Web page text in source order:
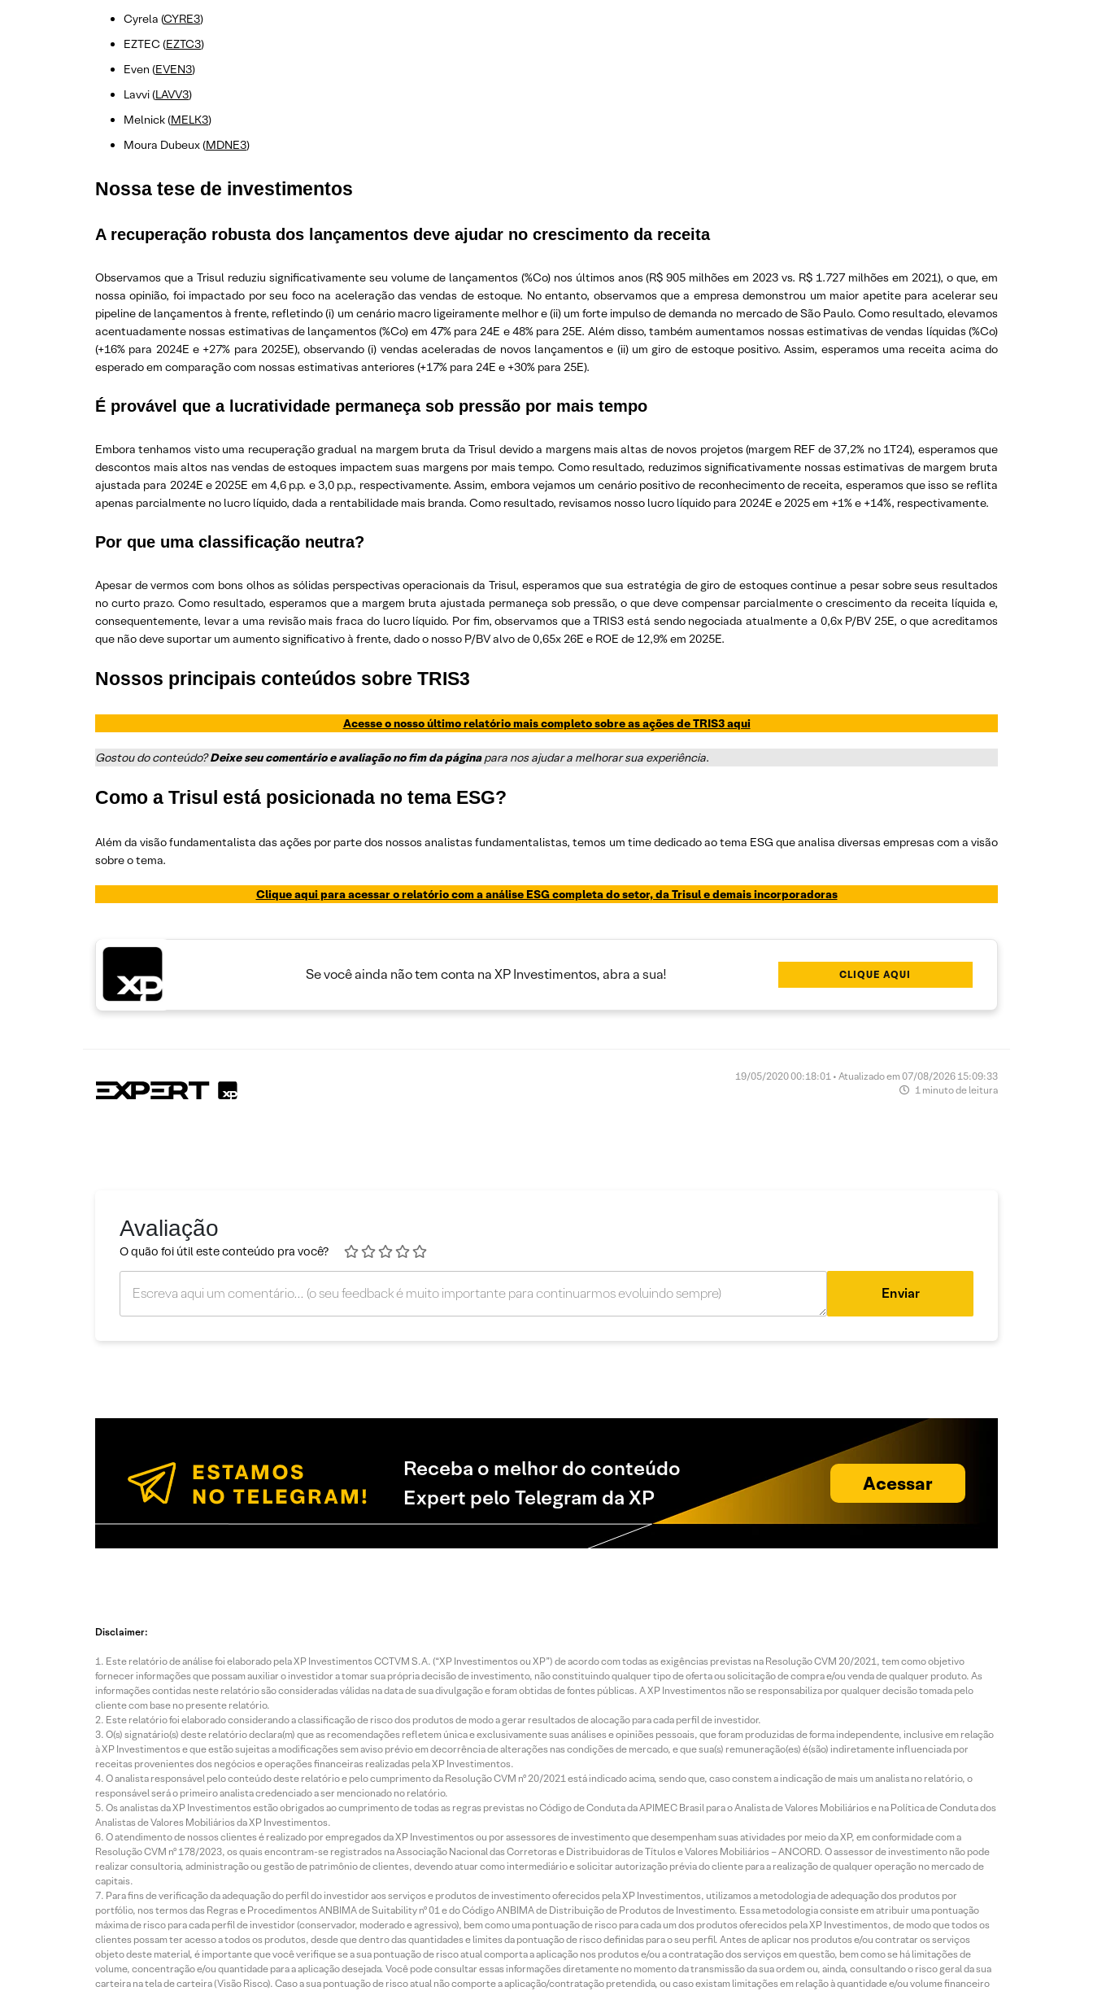
Cyrela (CYRE3)
EZTEC (EZTC3)
Even (EVEN3)
Lavvi (LAVV3)
Melnick (MELK3)
Moura Dubeux (MDNE3)
Nossa tese de investimentos
A recuperação robusta dos lançamentos deve ajudar no crescimento da receita
Observamos que a Trisul reduziu significativamente seu volume de lançamentos (%Co) nos últimos anos (R$ 905 milhões em 2023 vs. R$ 1.727 milhões em 2021), o que, em
nossa opinião, foi impactado por seu foco na aceleração das vendas de estoque. No entanto, observamos que a empresa demonstrou um maior apetite para acelerar seu
pipeline de lançamentos à frente, refletindo (i) um cenário macro ligeiramente melhor e (ii) um forte impulso de demanda no mercado de São Paulo. Como resultado, elevamos
acentuadamente nossas estimativas de lançamentos (%Co) em 47% para 24E e 48% para 25E. Além disso, também aumentamos nossas estimativas de vendas líquidas (%Co)
(+16% para 2024E e +27% para 2025E), observando (i) vendas aceleradas de novos lançamentos e (ii) um giro de estoque positivo. Assim, esperamos uma receita acima do
esperado em comparação com nossas estimativas anteriores (+17% para 24E e +30% para 25E).
É provável que a lucratividade permaneça sob pressão por mais tempo
Embora tenhamos visto uma recuperação gradual na margem bruta da Trisul devido a margens mais altas de novos projetos (margem REF de 37,2% no 1T24), esperamos que
descontos mais altos nas vendas de estoques impactem suas margens por mais tempo. Como resultado, reduzimos significativamente nossas estimativas de margem bruta
ajustada para 2024E e 2025E em 4,6 p.p. e 3,0 p.p., respectivamente. Assim, embora vejamos um cenário positivo de reconhecimento de receita, esperamos que isso se reflita
apenas parcialmente no lucro líquido, dada a rentabilidade mais branda. Como resultado, revisamos nosso lucro líquido para 2024E e 2025 em +1% e +14%, respectivamente.
Por que uma classificação neutra?
Apesar de vermos com bons olhos as sólidas perspectivas operacionais da Trisul, esperamos que sua estratégia de giro de estoques continue a pesar sobre seus resultados
no curto prazo. Como resultado, esperamos que a margem bruta ajustada permaneça sob pressão, o que deve compensar parcialmente o crescimento da receita líquida e,
consequentemente, levar a uma revisão mais fraca do lucro líquido. Por fim, observamos que a TRIS3 está sendo negociada atualmente a 0,6x P/BV 25E, o que acreditamos
que não deve suportar um aumento significativo à frente, dado o nosso P/BV alvo de 0,65x 26E e ROE de 12,9% em 2025E.
Nossos principais conteúdos sobre TRIS3
Acesse o nosso último relatório mais completo sobre as ações de TRIS3 aqui
Gostou do conteúdo?Deixe seu comentário e avaliação no fim da páginapara nos ajudar a melhorar sua experiência.
Como a Trisul está posicionada no tema ESG?
Além da visão fundamentalista das ações por parte dos nossos analistas fundamentalistas, temos um time dedicado ao tema ESG que analisa diversas empresas com a visão
sobre o tema.
Clique aqui para acessar o relatório com a análise ESG completa do setor, da Trisul e demais incorporadoras
Se você ainda não tem conta na XP Investimentos, abra a sua! CLIQUE AQUI
19/05/2020 00:18:01 • Atualizado em 07/08/2026 15:09:33
1 minuto de leitura
Avaliação
O quão foi útil este conteúdo pra você?
Enviar
Receba o melhor do conteúdo
Expert pelo Telegram da XP
Acessar
Disclaimer:
Este relatório de análise foi elaborado pela XP Investimentos CCTVM S.A. (“XP Investimentos ou XP”) de acordo com todas as exigências previstas na Resolução CVM 20/2021, tem como objetivo
fornecer informações que possam auxiliar o investidor a tomar sua própria decisão de investimento, não constituindo qualquer tipo de oferta ou solicitação de compra e/ou venda de qualquer produto. As
informações contidas neste relatório são consideradas válidas na data de sua divulgação e foram obtidas de fontes públicas. A XP Investimentos não se responsabiliza por qualquer decisão tomada pelo
cliente com base no presente relatório.
Este relatório foi elaborado considerando a classificação de risco dos produtos de modo a gerar resultados de alocação para cada perfil de investidor.
O(s) signatário(s) deste relatório declara(m) que as recomendações refletem única e exclusivamente suas análises e opiniões pessoais, que foram produzidas de forma independente, inclusive em relação
à XP Investimentos e que estão sujeitas a modificações sem aviso prévio em decorrência de alterações nas condições de mercado, e que sua(s) remuneração(es) é(são) indiretamente influenciada por
receitas provenientes dos negócios e operações financeiras realizadas pela XP Investimentos.
O analista responsável pelo conteúdo deste relatório e pelo cumprimento da Resolução CVM nº 20/2021 está indicado acima, sendo que, caso constem a indicação de mais um analista no relatório, o
responsável será o primeiro analista credenciado a ser mencionado no relatório.
Os analistas da XP Investimentos estão obrigados ao cumprimento de todas as regras previstas no Código de Conduta da APIMEC Brasil para o Analista de Valores Mobiliários e na Política de Conduta dos
Analistas de Valores Mobiliários da XP Investimentos.
O atendimento de nossos clientes é realizado por empregados da XP Investimentos ou por assessores de investimento que desempenham suas atividades por meio da XP, em conformidade com a
Resolução CVM nº 178/2023, os quais encontram-se registrados na Associação Nacional das Corretoras e Distribuidoras de Títulos e Valores Mobiliários – ANCORD. O assessor de investimento não pode
realizar consultoria, administração ou gestão de patrimônio de clientes, devendo atuar como intermediário e solicitar autorização prévia do cliente para a realização de qualquer operação no mercado de
capitais.
Para fins de verificação da adequação do perfil do investidor aos serviços e produtos de investimento oferecidos pela XP Investimentos, utilizamos a metodologia de adequação dos produtos por
portfólio, nos termos das Regras e Procedimentos ANBIMA de Suitability nº 01 e do Código ANBIMA de Distribuição de Produtos de Investimento. Essa metodologia consiste em atribuir uma pontuação
máxima de risco para cada perfil de investidor (conservador, moderado e agressivo), bem como uma pontuação de risco para cada um dos produtos oferecidos pela XP Investimentos, de modo que todos os
clientes possam ter acesso a todos os produtos, desde que dentro das quantidades e limites da pontuação de risco definidas para o seu perfil. Antes de aplicar nos produtos e/ou contratar os serviços
objeto deste material, é importante que você verifique se a sua pontuação de risco atual comporta a aplicação nos produtos e/ou a contratação dos serviços em questão, bem como se há limitações de
volume, concentração e/ou quantidade para a aplicação desejada. Você pode consultar essas informações diretamente no momento da transmissão da sua ordem ou, ainda, consultando o risco geral da sua
carteira na tela de carteira (Visão Risco). Caso a sua pontuação de risco atual não comporte a aplicação/contratação pretendida, ou caso existam limitações em relação à quantidade e/ou volume financeiro